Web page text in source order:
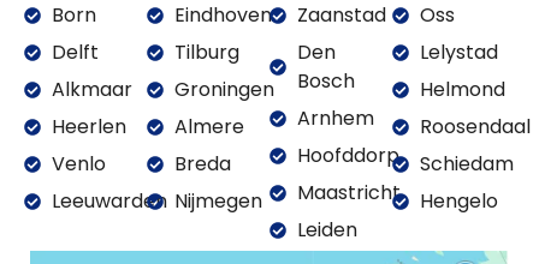
Born
Delft
Alkmaar
Heerlen
Venlo
Leeuwarden
Eindhoven
Tilburg
Groningen
Almere
Breda
Nijmegen
Zaanstad
Den
Bosch
Arnhem
Hoofddorp
Maastricht
Leiden
Oss
Lelystad
Helmond
Roosendaal
Schiedam
Hengelo